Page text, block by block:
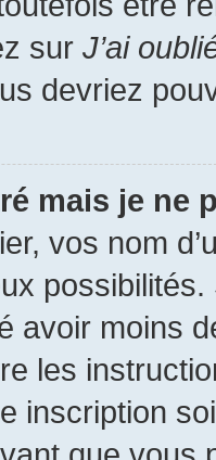
sur J’ai
devriez
mais je ne
vos nom
avoir moins
les
inscription